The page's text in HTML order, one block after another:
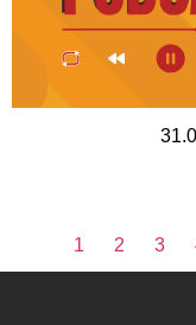
1 2 3